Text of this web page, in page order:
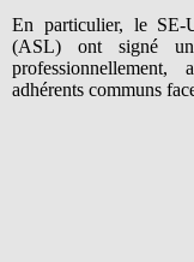
En particulier, le SE-
(ASL) ont signé un
professionnellement,
adhérents communs